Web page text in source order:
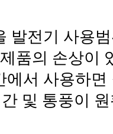
발전기 사용
품의 손상이
사용하면
간 및 통풍이